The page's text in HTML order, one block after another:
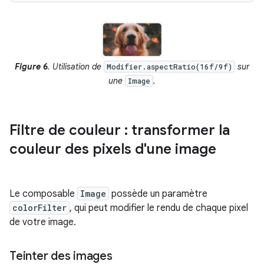
Figure 6. Utilisation de Modifier.aspectRatio(16f/9f)
sur
une
Image .
Filtre de couleur : transformer la
couleur des pixels d'une image
Le composable Image possède un paramètre
colorFilter , qui peut modifier le rendu de chaque pixel
de votre image.
Teinter des images